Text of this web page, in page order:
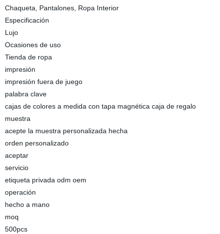
Chaqueta, Pantalones, Ropa Interior
Especificación
Lujo
Ocasiones de uso
Tienda de ropa
impresión
impresión fuera de juego
palabra clave
cajas de colores a medida con tapa magnética caja de regalo
muestra
acepte la muestra personalizada hecha
orden personalizado
aceptar
servicio
etiqueta privada odm oem
operación
hecho a mano
moq
500pcs